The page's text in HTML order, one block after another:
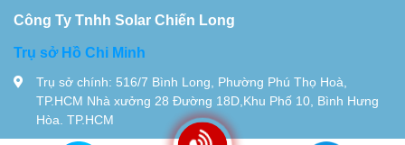
Công Ty Tnhh Solar Chiến Long
Trụ sở Hồ Chi Minh
Trụ sở chính: 516/7 Bình Long, Phường Phú Thọ Hoà,
TP.HCM Nhà xưởng 28 Đường 18D,Khu Phố 10, Bình Hưng
Hòa. TP.HCM